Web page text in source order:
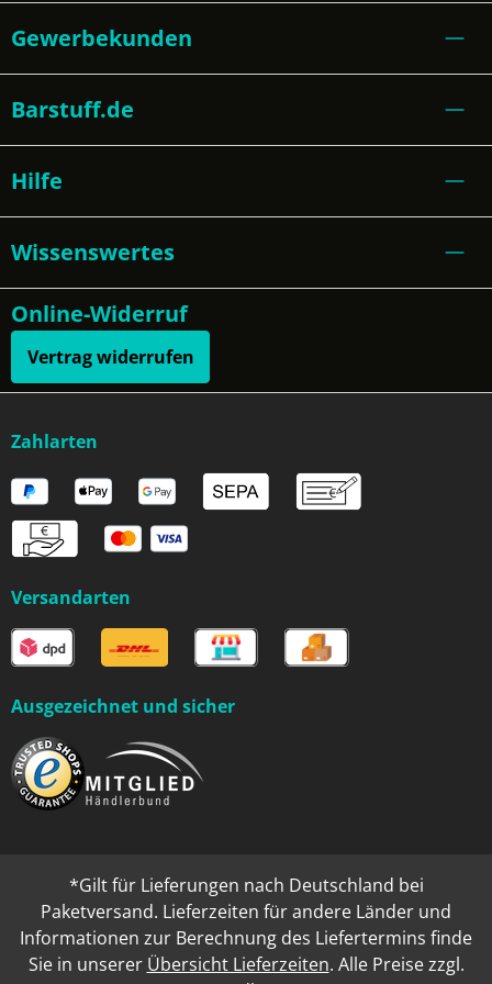
Gewerbekunden
Barstuff.de
Hilfe
Wissenswertes
Online-Widerruf
Vertrag widerrufen
Zahlarten
Versandarten
Ausgezeichnet und sicher
*Gilt für Lieferungen nach Deutschland bei
Paketversand. Lieferzeiten für andere Länder und
Informationen zur Berechnung des Liefertermins finde
Sie in unserer Übersicht Lieferzeiten. Alle Preise zzgl.